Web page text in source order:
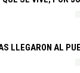
LLEGARON AL